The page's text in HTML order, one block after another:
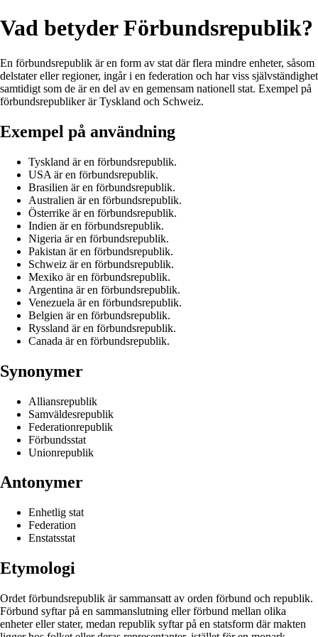
Vad betyder Förbundsrepublik?
En förbundsrepublik är en form av stat där flera mindre enheter, såsom
delstater eller regioner, ingår i en federation och har viss självständighet
samtidigt som de är en del av en gemensam nationell stat. Exempel på
förbundsrepubliker är Tyskland och Schweiz.
Exempel på användning
Tyskland är en förbundsrepublik.
USA är en förbundsrepublik.
Brasilien är en förbundsrepublik.
Australien är en förbundsrepublik.
Österrike är en förbundsrepublik.
Indien är en förbundsrepublik.
Nigeria är en förbundsrepublik.
Pakistan är en förbundsrepublik.
Schweiz är en förbundsrepublik.
Mexiko är en förbundsrepublik.
Argentina är en förbundsrepublik.
Venezuela är en förbundsrepublik.
Belgien är en förbundsrepublik.
Ryssland är en förbundsrepublik.
Canada är en förbundsrepublik.
Synonymer
Alliansrepublik
Samväldesrepublik
Federationrepublik
Förbundsstat
Unionrepublik
Antonymer
Enhetlig stat
Federation
Enstatsstat
Etymologi
Ordet förbundsrepublik är sammansatt av orden förbund och republik.
Förbund syftar på en sammanslutning eller förbund mellan olika
enheter eller stater, medan republik syftar på en statsform där makten